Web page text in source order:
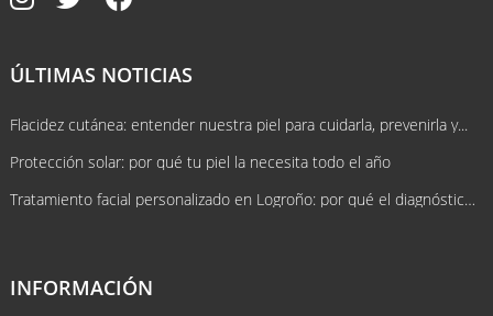
ÚLTIMAS NOTICIAS
Flacidez cutánea: entender nuestra piel para cuidarla, prevenirla y...
Protección solar: por qué tu piel la necesita todo el año
Tratamiento facial personalizado en Logroño: por qué el diagnóstico lo cambia...
INFORMACIÓN